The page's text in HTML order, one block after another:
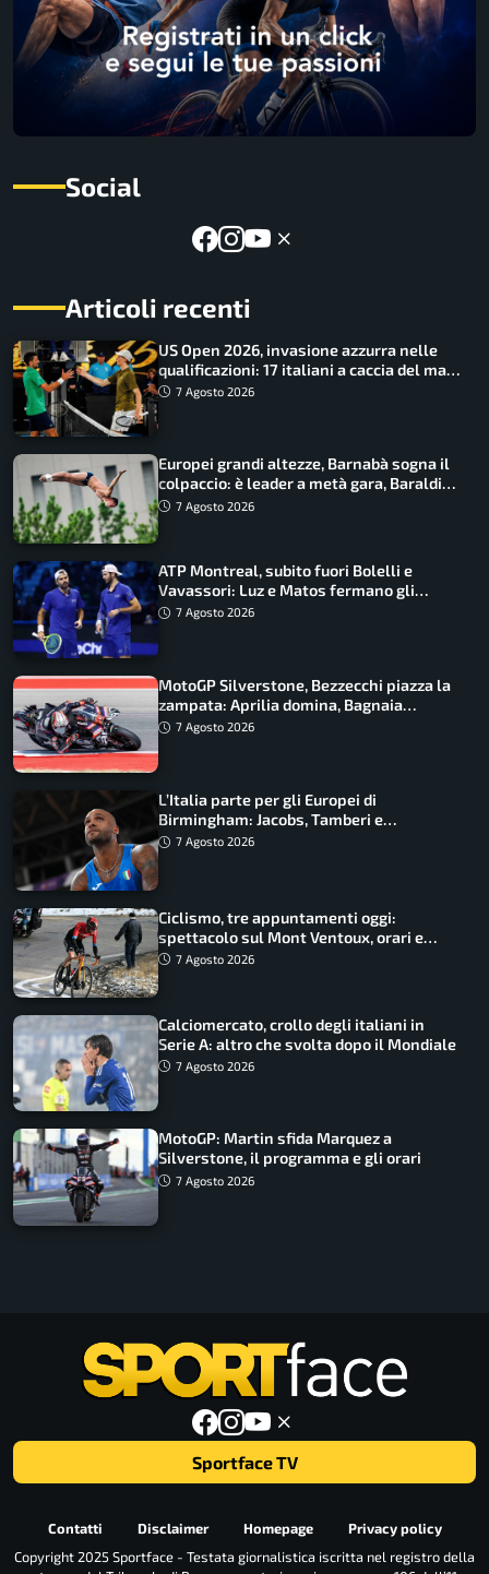
Social
Articoli recenti
US Open 2026, invasione azzurra nelle
qualificazioni: 17 italiani a caccia del main
draw7 Agosto 2026
Europei grandi altezze, Barnabà sogna il
colpaccio: è leader a metà gara, Baraldi
ancora in corsa
7 Agosto 2026
ATP Montreal, subito fuori Bolelli e
Vavassori: Luz e Matos fermano gli
azzurri
7 Agosto 2026
MotoGP Silverstone, Bezzecchi piazza la
zampata: Aprilia domina, Bagnaia
costretto al Q1
7 Agosto 2026
L’Italia parte per gli Europei di
Birmingham: Jacobs, Tamberi e
Battocletti guidano una spedizione
7 Agosto 2026
Ciclismo, tre appuntamenti oggi:
spettacolo sul Mont Ventoux, orari e
come vederli
7 Agosto 2026
Calciomercato, crollo degli italiani in
Serie A: altro che svolta dopo il Mondiale
7 Agosto 2026
MotoGP: Martin sfida Marquez a
Silverstone, il programma e gli orari
7 Agosto 2026
Sportface TV
Contatti Disclaimer Homepage
Privacy policy
Copyright 2025 Sportface - Testata giornalistica iscritta nel registro della